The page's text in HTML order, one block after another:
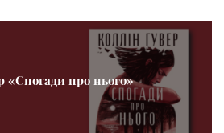
«Спогади про нього»